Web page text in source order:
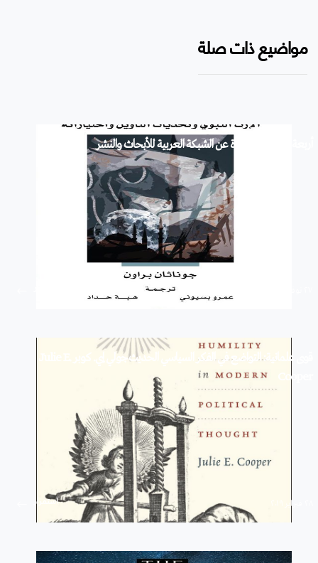
مواضيع ذات صلة
أربعة إصدارات جديدة عن الشبكة العربية للأبحاث والنشر
Cooper
استمرار